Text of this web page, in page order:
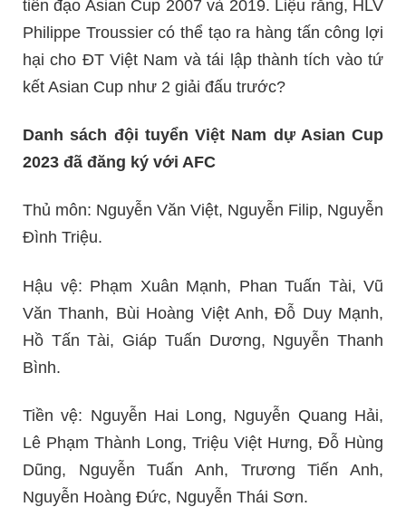
tiền đạo Asian Cup 2007 và 2019. Liệu rằng, HLV
Philippe Troussier có thể tạo ra hàng tấn công lợi
hại cho ĐT Việt Nam và tái lập thành tích vào tứ
kết Asian Cup như 2 giải đấu trước?
Danh sách đội tuyển Việt Nam dự Asian Cup
2023 đã đăng ký với AFC
Thủ môn: Nguyễn Văn Việt, Nguyễn Filip, Nguyễn
Đình Triệu.
Hậu vệ: Phạm Xuân Mạnh, Phan Tuấn Tài, Vũ
Văn Thanh, Bùi Hoàng Việt Anh, Đỗ Duy Mạnh,
Hồ Tấn Tài, Giáp Tuấn Dương, Nguyễn Thanh
Bình.
Tiền vệ: Nguyễn Hai Long, Nguyễn Quang Hải,
Lê Phạm Thành Long, Triệu Việt Hưng, Đỗ Hùng
Dũng, Nguyễn Tuấn Anh, Trương Tiến Anh,
Nguyễn Hoàng Đức, Nguyễn Thái Sơn.